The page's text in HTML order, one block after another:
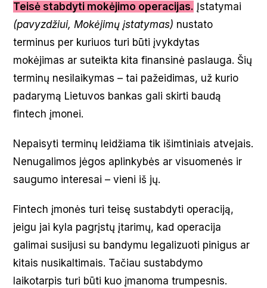
Teisė stabdyti mokėjimo operacijas. Įstatymai
(pavyzdžiui, Mokėjimų įstatymas) nustato
terminus per kuriuos turi būti įvykdytas
mokėjimas ar suteikta kita finansinė paslauga. Šių
terminų nesilaikymas – tai pažeidimas, už kurio
padarymą Lietuvos bankas gali skirti baudą
fintech įmonei.
Nepaisyti terminų leidžiama tik išimtiniais atvejais.
Nenugalimos jėgos aplinkybės ar visuomenės ir
saugumo interesai – vieni iš jų.
Fintech įmonės turi teisę sustabdyti operaciją,
jeigu jai kyla pagrįstų įtarimų, kad operacija
galimai susijusi su bandymu legalizuoti pinigus ar
kitais nusikaltimais. Tačiau sustabdymo
laikotarpis turi būti kuo įmanoma trumpesnis.